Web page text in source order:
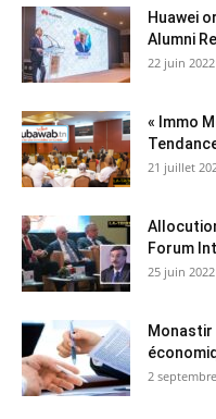
Huawei
Alumni
22 juin 2022
« Immo
21 juillet
Forum
25 juin 2022
Monastir
2